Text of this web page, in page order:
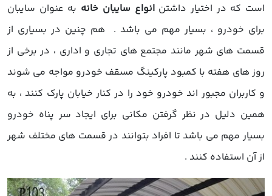
است که در اختیار داشتنانواع سایبان خانه به عنوان سایبان
برای خودرو ، بسیار مهم می باشد . هم چنین در بسیاری از
قسمت های شهر مانند مجتمع های تجاری و اداری ، در برخی از
روز های هفته با کمبود پارکینگ مسقف خودرو مواجه می شوند
و کاربران مجبور اند خودرو خود را در کنار خیابان پارک کنند ، به
همین دلیل در نظر گرفتن مکانی برای ایجاد سر پناه خودرو
بسیار مهم می باشد تا افراد بتوانند در قسمت های مختلف شهر
از آن استفاده کنند .